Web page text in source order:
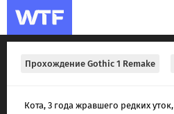
Прохождение Gothic 1 Remake
Кота, 3 года жравшего редких уток,